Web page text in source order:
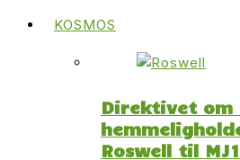
KOSMOS
Direktivet om
Roswell til